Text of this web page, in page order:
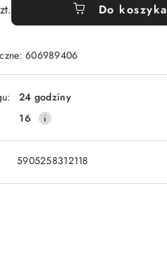
Do koszyka
606989406
24 godziny
16
5905258312118